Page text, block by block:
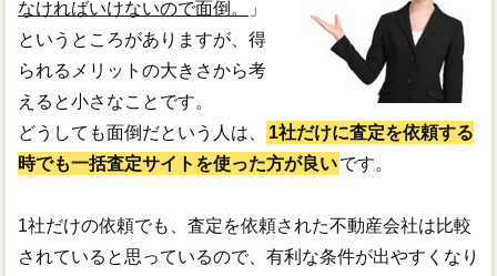
なければいけないので面倒。
」
というところがありますが、得
られるメリットの大きさから考
えると小さなことです。
どうしても面倒だという人は、
1社だけに査定を依頼する
時でも一括査定サイトを使った方が良いです。
1社だけの依頼でも、査定を依頼された不動産会社は比較
されていると思っているので、有利な条件が出やすくなり